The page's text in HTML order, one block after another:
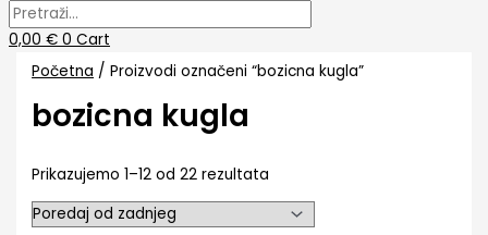
0,00 € 0 Cart
Početna / Proizvodi označeni “bozicna kugla”
bozicna kugla
Prikazujemo 1–12 od 22 rezultata